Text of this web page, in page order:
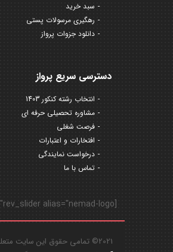
سبد خرید
رهگیری مرسولات پستی
دانلود جزوات پرواز
دسترسی سریع پرواز
انتخاب رشته کنکور 1403
مشاوره تحصیلی حرفه ای
فرصت شغلی
افتخارات و اعتبارات
درخواست نمایندگی
تماس با ما
[rev_slider alias="nemad-logo"]
2021© تمامی حقوق این سایت متعلق به